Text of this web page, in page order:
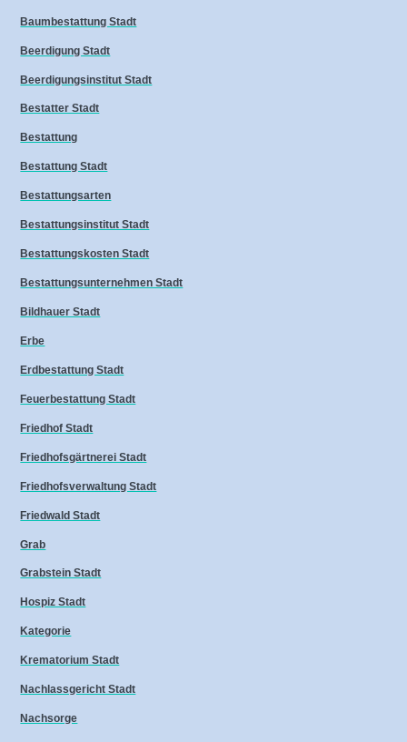
Baumbestattung Stadt
Beerdigung Stadt
Beerdigungsinstitut Stadt
Bestatter Stadt
Bestattung
Bestattung Stadt
Bestattungsarten
Bestattungsinstitut Stadt
Bestattungskosten Stadt
Bestattungsunternehmen Stadt
Bildhauer Stadt
Erbe
Erdbestattung Stadt
Feuerbestattung Stadt
Friedhof Stadt
Friedhofsgärtnerei Stadt
Friedhofsverwaltung Stadt
Friedwald Stadt
Grab
Grabstein Stadt
Hospiz Stadt
Kategorie
Krematorium Stadt
Nachlassgericht Stadt
Nachsorge